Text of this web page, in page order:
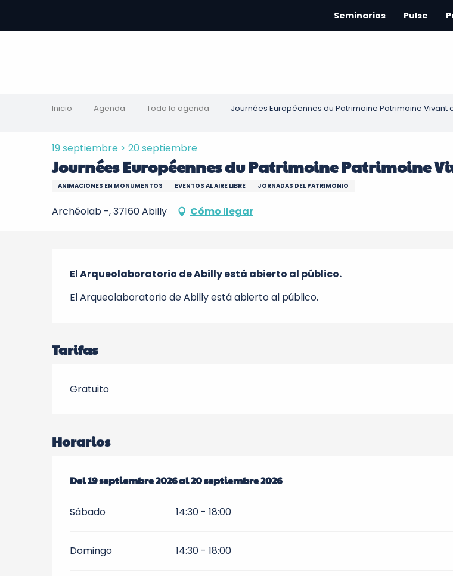
contenu
Seminarios Pulse
Inicio Agenda Toda la agenda Journées Européennes du Patrimoine Patrimoine Vivant
19 septiembre > 20 septiembre
Journées Européennes du Patrimoine Patrimoine
ANIMACIONES EN MONUMENTOS EVENTOS AL AIRE LIBRE JORNADAS DEL PATRIMONIO
Archéolab -, 37160 Abilly Cómo llegar
Descripción
El Arqueolaboratorio de Abilly está abierto al público.
El Arqueolaboratorio de Abilly está abierto al público.
Tarifas
Gratuito
Horarios
Del19 septiembre 2026al20 septiembre 2026
Del19 septiembre 2026al20 septiembre 2026
Sábado 14:30 - 18:00
Domingo 14:30 - 18:00